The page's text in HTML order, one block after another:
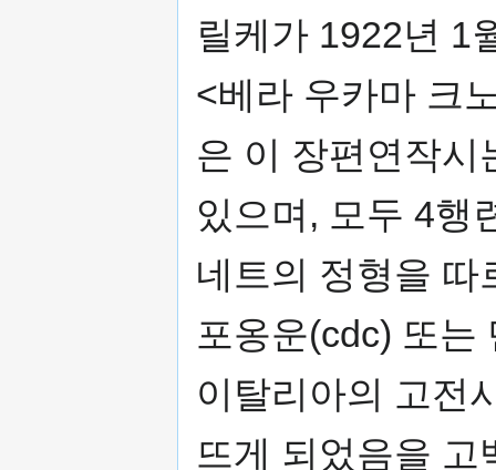
릴케가 1922년 1
<베라 우카마 크
은 이 장편연작시
있으며, 모두 4행
네트의 정형을 따
포옹운(cdc) 또는
이탈리아의 고전
뜨게 되었음을 고